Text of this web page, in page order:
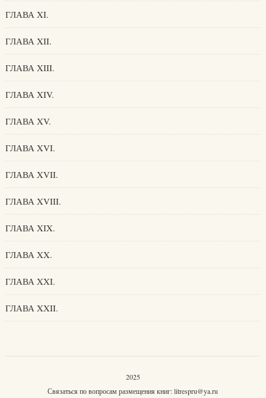
ГЛАВА XI.
ГЛАВА XII.
ГЛАВА XIII.
ГЛАВА XIV.
ГЛАВА XV.
ГЛАВА XVI.
ГЛАВА XVII.
ГЛАВА XVIII.
ГЛАВА XIX.
ГЛАВА XX.
ГЛАВА XXI.
ГЛАВА XXII.
2025
Связаться по вопросам размещения книг:litrespru@ya.ru